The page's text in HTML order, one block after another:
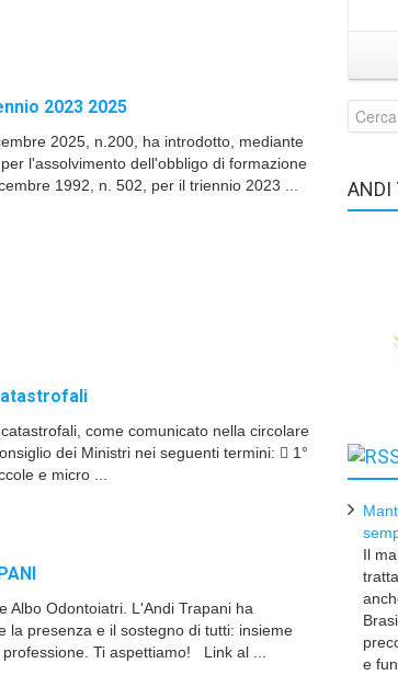
2023 2025
2025, n.200, ha introdotto, mediante
l'assolvimento dell'obbligo di formazione
1992, n. 502, per il triennio 2023 ...
come comunicato nella circolare
dei Ministri nei seguenti termini:  1°
e micro ...
Albo Odontoiatri. L'Andi Trapani ha
la presenza e il sostegno di tutti: insieme
Ti aspettiamo! Link al ...
ANDI
Il
e